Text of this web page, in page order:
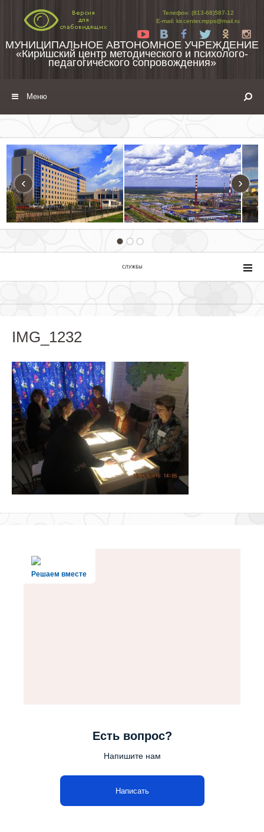
Телефон: (813-68)587-12
E-mail: kir.center.mpps@mail.ru
Yt
Tw
МУНИЦИПАЛЬНОЕ АВТОНОМНОЕ УЧРЕЖДЕНИЕ
«Киришский центр методического и психолого-
педагогического сопровождения»
Меню
‹ ›
СЛУЖБЫ
IMG_1232
Решаем вместе
Есть вопрос?
Напишите нам
Написать